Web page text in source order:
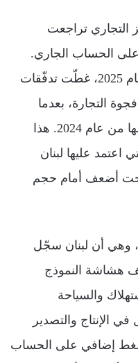
التجاري تراجعت
الحساب الجاري.
ففي الأشهر التسعة الأولى من عام 2025، غطّت تدفّقات
فقط من فجوة التجارة، بعدما
كانت تغطي 54% في الفترة نفسها من عام 2024. هذا
اعتمد عليها لبنان
أضعف أمام حجم
وهي أن لبنان سجّل
هشاشة النموذج
والسياحة
الإنتاج والتصدير
ضغط إضافي على الحساب